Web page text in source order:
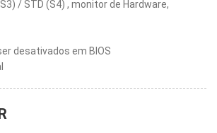
/ STD (S4) , monitor de Hardware,
desativados em BIOS